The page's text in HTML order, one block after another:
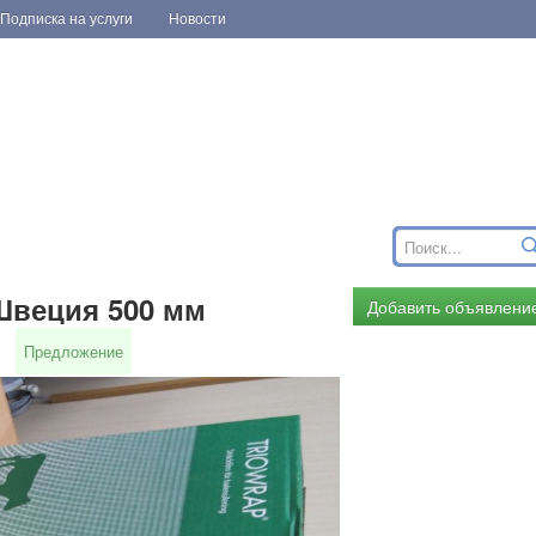
Подписка на услуги Новости
500 мм Добавить
Предложение